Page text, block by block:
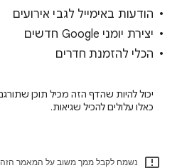
הודעות באימייל לגבי אירועים
יצירת יומני Google חדשים
הכלי להזמנת חדרים
כאלו עלולים להכיל שגיאות.
נשמח לקבל ממך משוב על המאמר הזה